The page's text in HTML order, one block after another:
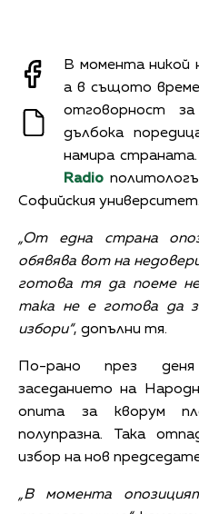
В момента никой
а в същото време
отговорност
дълбока
намира
Radio
Софийския университет.
„От една страна
обявява вот на
готова тя да поеме
така не е готова да
избори“, допълни тя.
По-рано през деня
заседанието на
опита за кворум
полупразна. Така
избор на нов
„В момента